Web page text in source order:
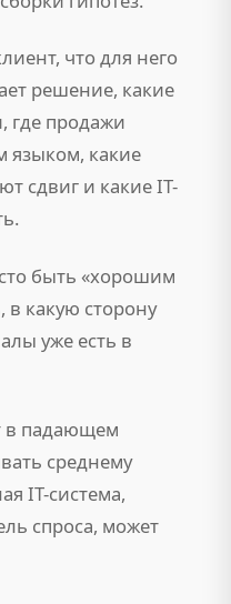
что для него
решение, какие
где продажи
языком, какие
сдвиг и какие IT-
быть «хорошим
какую сторону
уже есть в
в падающем
среднему
IT-система,
спроса, может